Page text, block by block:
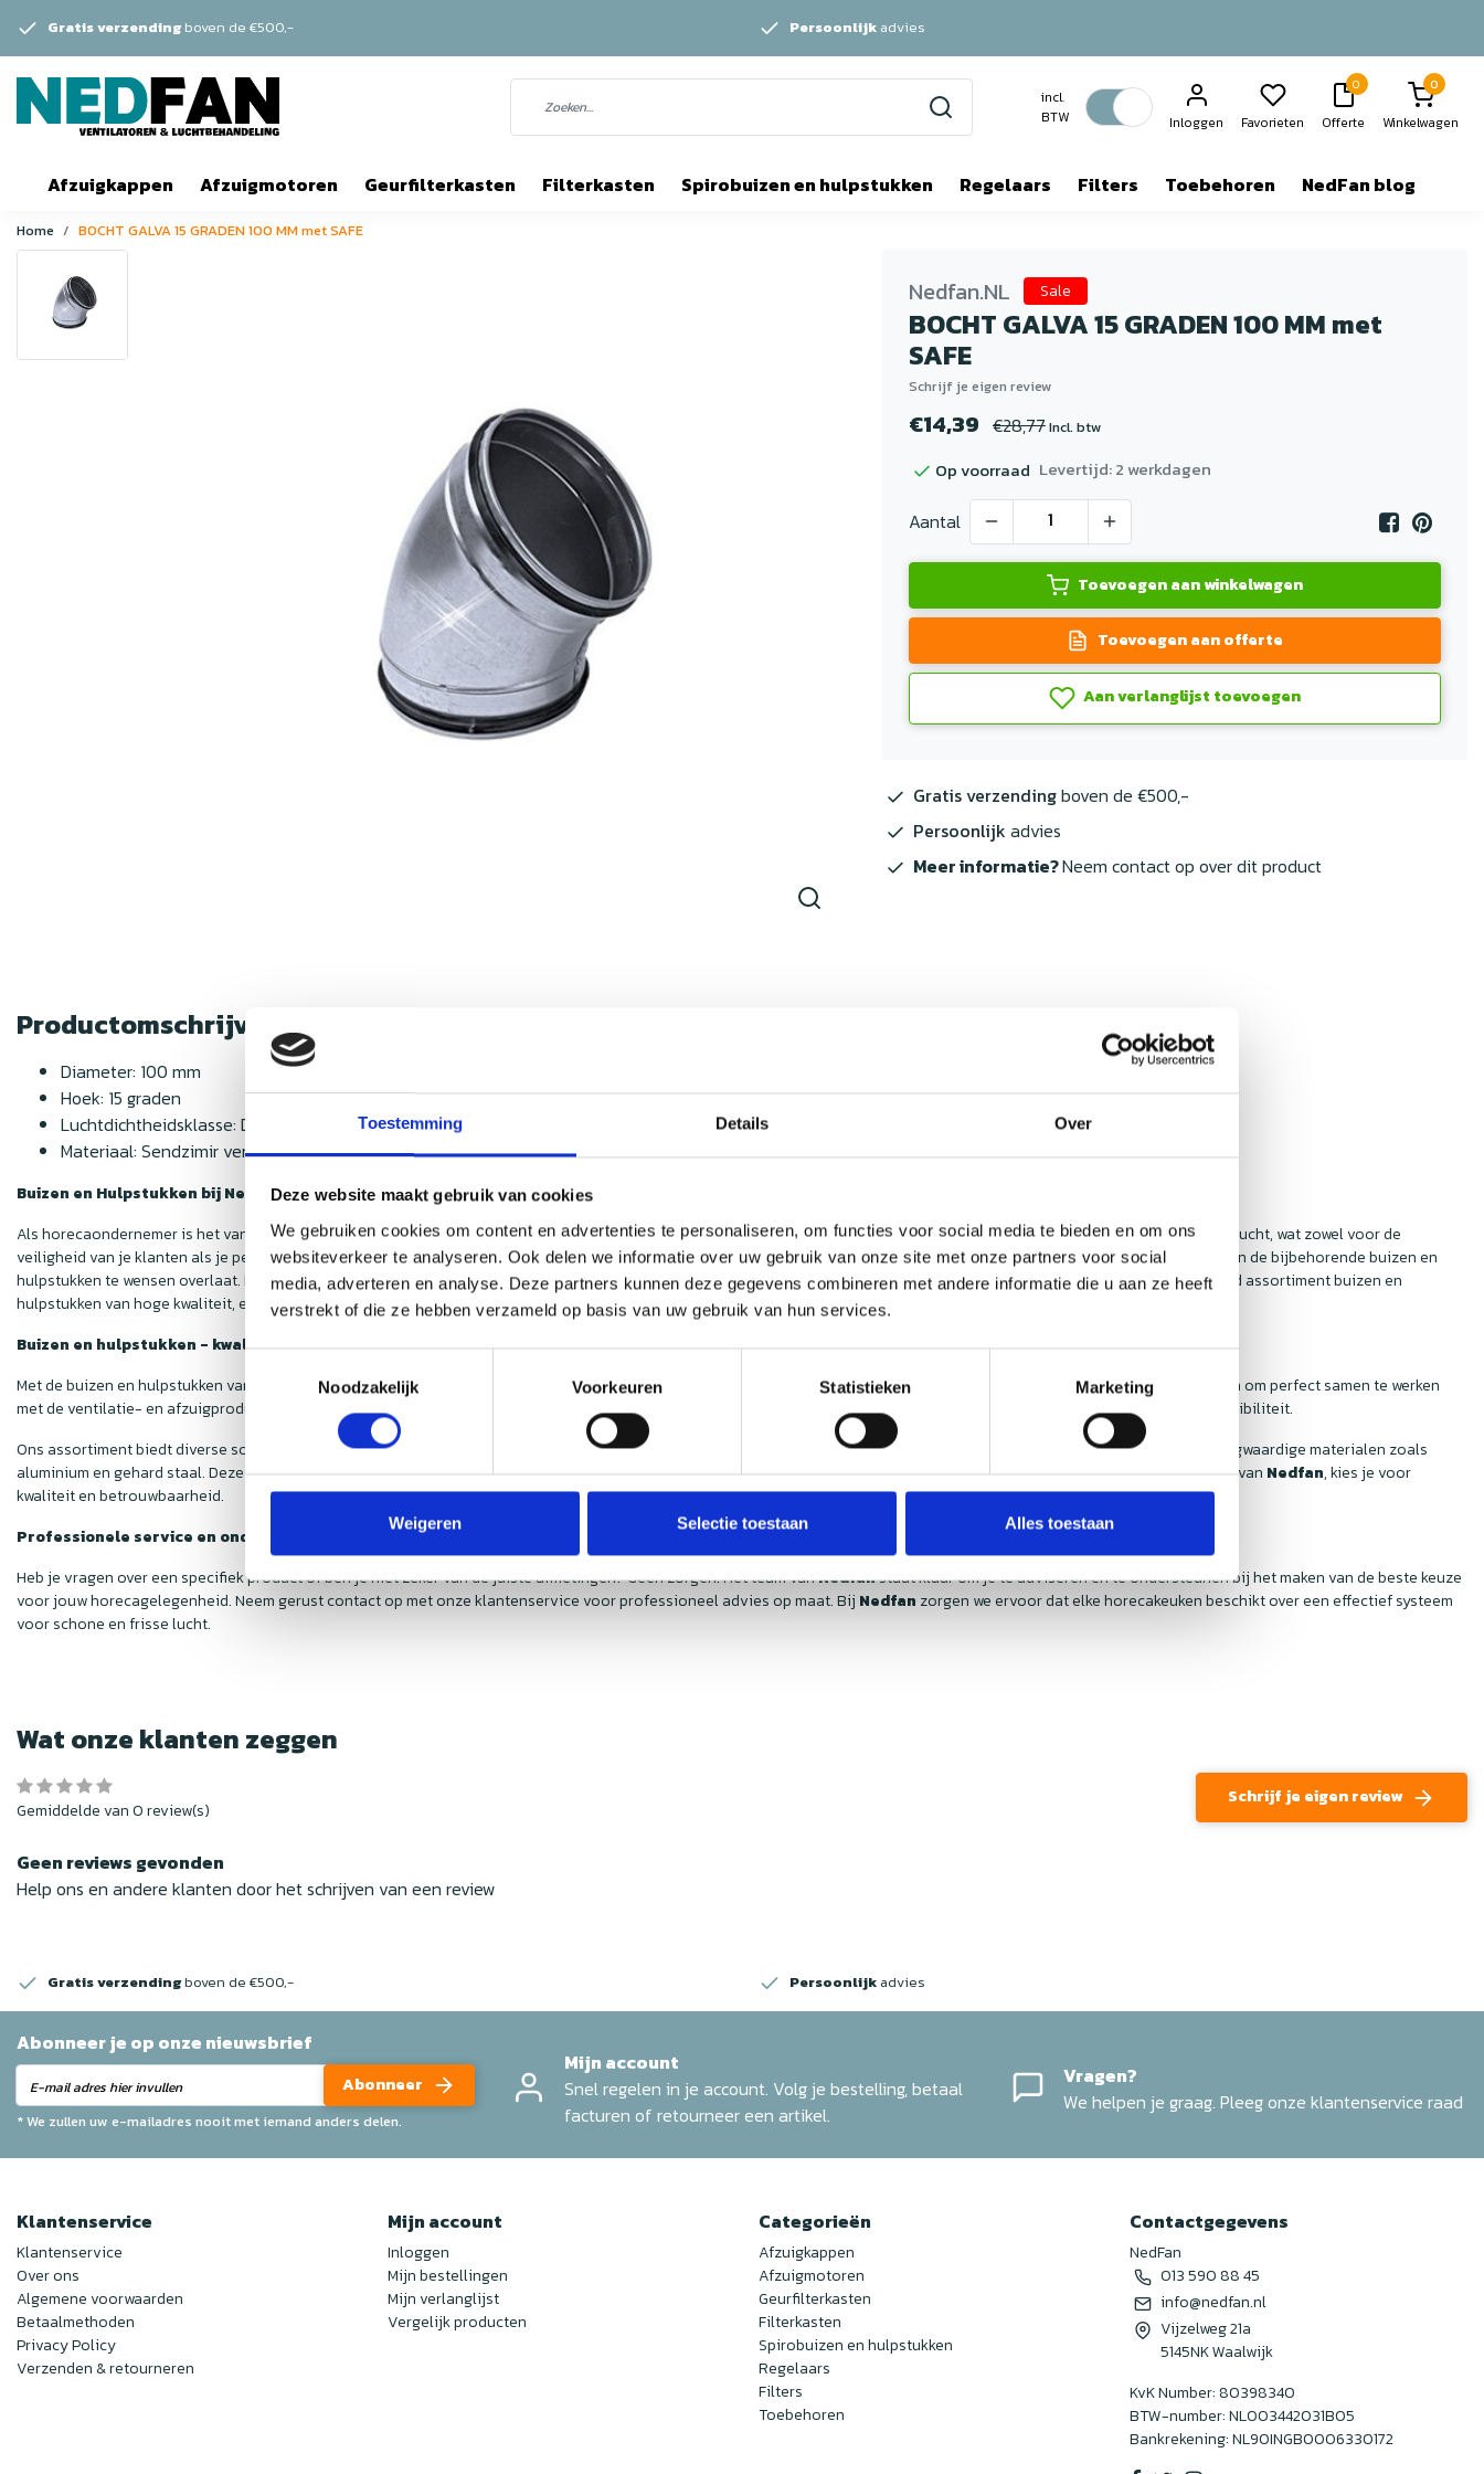
Toestemming Details Over
Deze website maakt gebruik van cookies
We gebruiken cookies om content en advertenties te personaliseren, om functies voor social media te bieden en om ons
websiteverkeer te analyseren. Ook delen we informatie over uw gebruik van onze site met onze partners voor social
media, adverteren en analyse. Deze partners kunnen deze gegevens combineren met andere informatie die u aan ze heeft
verstrekt of die ze hebben verzameld op basis van uw gebruik van hun services.
Noodzakelijk
Voorkeuren Statistieken Marketing
Weigeren Selectie toestaan Alles toestaan
Gratis verzending boven de €500,- Persoonlijk advies
incl.
BTW
Inloggen Favorieten
0
Offerte
0
Winkelwagen
Afzuigkappen Afzuigmotoren Geurfilterkasten Filterkasten Spirobuizen en hulpstukken Regelaars Filters Toebehoren NedFan blog
Home BOCHT GALVA 15 GRADEN 100 MM met SAFE
Nedfan.NL Sale
BOCHT GALVA 15 GRADEN 100 MM met
SAFE
Schrijf je eigen review
€14,39 €28,77Incl. btw
Op voorraad Levertijd: 2 werkdagen
Aantal
Toevoegen aan winkelwagen
Toevoegen aan offerte
Aan verlanglijst toevoegen
Gratis verzendingboven de €500,-
Persoonlijk advies
Meer informatie?Neem contact op over dit product
Productomschrijving
Diameter: 100 mm
Hoek: 15 graden
Luchtdichtheidsklasse: D
Materiaal: Sendzimir verzinkt staal
Buizen en Hulpstukken bij Nedfan
Als horecaondernemer is het van groot belang om de luchtkwaliteit in je pand op peil te houden. Door de Europese regelgeving is het verplicht om te zorgen voor een zuivere lucht, wat zowel voor de
veiligheid van je klanten als je personeel essentieel is. Hoewel de meeste horecakeukens wel beschikken over afzuigkappen, zijn er nog veel gelegenheden waar de kwaliteit van de bijbehorende buizen en
hulpstukken te wensen overlaat. Deze onderdelen zijn echter van cruciaal belang, omdat ze zorgen voor een effectieve afvoer van vervuilde lucht. BijNedfan vind je een breed assortiment buizen en
hulpstukken van hoge kwaliteit, en dat ook nog eens voor een voordelige prijs. Laten we de voordelen van onze buizen en hulpstukken eens bekijken!
Buizen en hulpstukken - kwaliteit voor een scherpe prijs
Met de buizen en hulpstukken van
weet je zeker dat jouw afzuiginstallatie naadloos aansluit op een efficiënt afvoersysteem. Alle buizen en hulpstukken zijn ontworpen om perfect samen te werken
met de ventilatie- en afzuigproducten die je in onze webshop vindt. Dit betekent dat je gemakkelijk al je benodigdheden in één keer kunt bestellen, zonder zorgen over compatibiliteit.
Ons assortiment biedt diverse soorten hulpstukken, zodat iedere horecakeuken voorzien kan worden van de juiste materialen. De buizen en hulpstukken zijn gemaakt van hoogwaardige materialen zoals
aluminium en gehard staal. Deze materialen zijn niet alleen duurzaam en stevig, maar geven ook een professionele uitstraling aan je installatie. Als je kiest voor de producten van Nedfan, kies je voor
kwaliteit en betrouwbaarheid.
Professionele service en ondersteuning
Heb je vragen over een specifiek product of ben je niet zeker van de juiste afmetingen? Geen zorgen! Het team vanNedfanstaat klaar om je te adviseren en te ondersteunen bij het maken van de beste keuze
voor jouw horecagelegenheid. Neem gerust contact op met onze klantenservice voor professioneel advies op maat. Bij Nedfan zorgen we ervoor dat elke horecakeuken beschikt over een effectief systeem
voor schone en frisse lucht.
Wat onze klanten zeggen
Gemiddelde van 0 review(s)
Schrijf je eigen review
Geen reviews gevonden
Help ons en andere klanten door het schrijven van een review
Gratis verzendingboven de €500,- Persoonlijk advies
Abonneer je op onze nieuwsbrief
Abonneer
* We zullen uw e-mailadres nooit met iemand anders delen.
Mijn account
Snel regelen in je account. Volg je bestelling, betaal
facturen of retourneer een artikel.
Vragen?
We helpen je graag. Pleeg onze klantenservice raad
Klantenservice
Klantenservice
Over ons
Algemene voorwaarden
Betaalmethoden
Privacy Policy
Verzenden & retourneren
Mijn account
Inloggen
Mijn bestellingen
Mijn verlanglijst
Vergelijk producten
Categorieën
Afzuigkappen
Afzuigmotoren
Geurfilterkasten
Filterkasten
Spirobuizen en hulpstukken
Regelaars
Filters
Toebehoren
Contactgegevens
NedFan
013 590 88 45
info@nedfan.nl
Vijzelweg 21a
5145NK Waalwijk
KvK Number: 80398340
BTW-number: NL003442031B05
Bankrekening: NL90INGB0006330172